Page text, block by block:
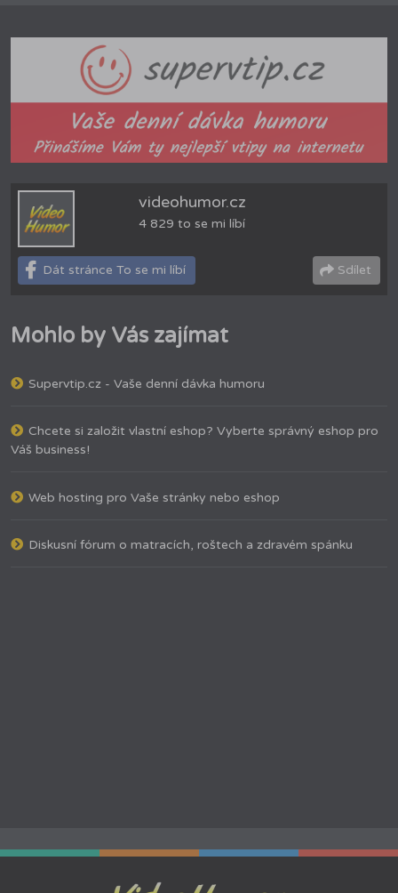
videohumor.cz
4 829 to se mi líbí
Dát stránce To se mi líbí Sdílet
Mohlo by Vás zajímat
Supervtip.cz - Vaše denní dávka humoru
Chcete si založit vlastní eshop? Vyberte správný eshop pro
Váš business!
Web hosting pro Vaše stránky nebo eshop
Diskusní fórum o matracích, roštech a zdravém spánku